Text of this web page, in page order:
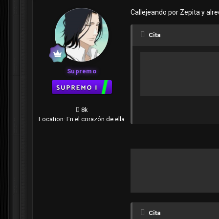
Supremo
8k
Location: En el corazón de ella
Callejeando por Zepita y
Cita
Cita